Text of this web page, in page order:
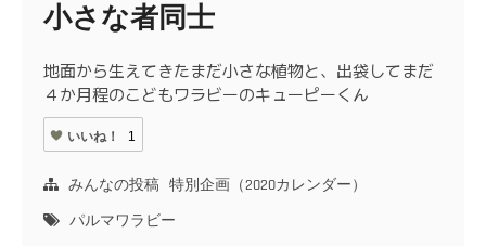
小さな者同士
地面から生えてきたまだ小さな植物と、出袋してまだ
４か月程のこどもワラビーのキューピーくん
いいね！ 1
みんなの投稿 特別企画（2020カレンダー）
パルマワラビー